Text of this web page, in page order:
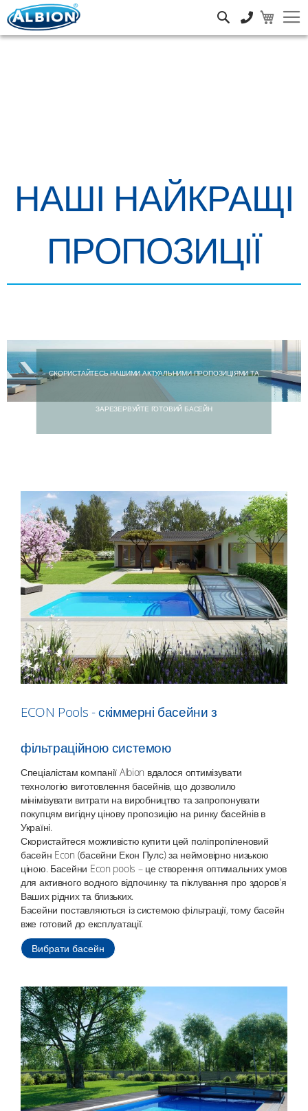
НАШІ НАЙКРАЩІ
ПРОПОЗИЦІЇ
СКОРИСТАЙТЕСЬ НАШИМИ АКТУАЛЬНИМИ ПРОПОЗИЦІЯМИ ТА
ЗАРЕЗЕРВУЙТЕ ГОТОВИЙ БАСЕЙН
ECON Pools - скіммерні басейни з
фільтраційною системою
Спеціалістам компанії Albion вдалося оптимізувати
технологію виготовлення басейнів, що дозволило
мінімізувати витрати на виробництво та запропонувати
покупцям вигідну цінову пропозицію на ринку басейнів в
Україні.
Скористайтеся можливістю купити цей поліпропіленовий
басейн Econ (басейни Екон Пулс) за неймовірно низькою
ціною. Басейни Econ pools – це створення оптимальних умов
для активного водного відпочинку та піклування про здоров'я
Ваших рідних та близьких.
Басейни поставляються із системою фільтрації, тому басейн
вже готовий до експлуатації.
Вибрати басейн